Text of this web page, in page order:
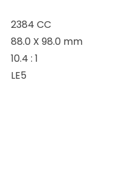
2384 CC
88.0 X 98.0 mm
10.4 : 1
LE5